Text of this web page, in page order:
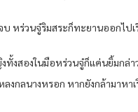
หร่วนจู๋ริมสระก็ทะยานออกไป
ทั้งสองในมือหร่วนจู๋ก็แค่นยิ้มกล่
ลงกลนางหรอก หากยังกล้ามาห